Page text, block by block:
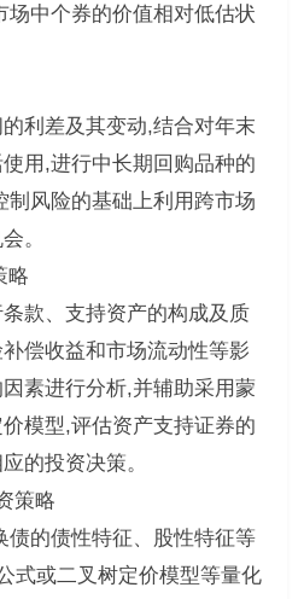
场中个券的价值相对低估状
利差及其变动,结合对年末
用,进行中长期回购品种的
制风险的基础上利用跨市场
。
略
款、支持资产的构成及质
偿收益和市场流动性等影
素进行分析,并辅助采用蒙
模型,评估资产支持证券的
的投资决策。
策略
债的债性特征、股性特征等
式或二叉树定价模型等量化